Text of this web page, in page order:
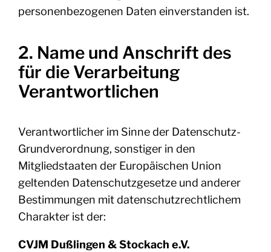
personenbezogenen Daten einverstanden ist.
2. Name und Anschrift des
für die Verarbeitung
Verantwortlichen
Verantwortlicher im Sinne der Datenschutz-
Grundverordnung, sonstiger in den
Mitgliedstaaten der Europäischen Union
geltenden Datenschutzgesetze und anderer
Bestimmungen mit datenschutzrechtlichem
Charakter ist der:
CVJM Dußlingen & Stockach e.V.